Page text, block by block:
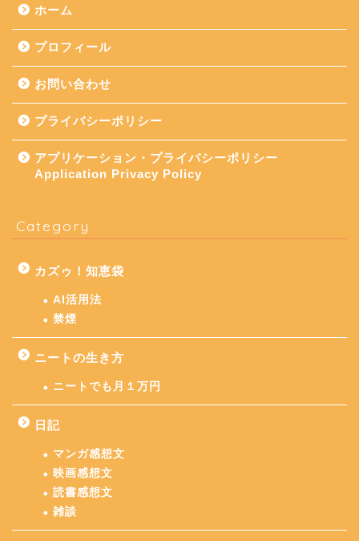
ホーム
プロフィール
お問い合わせ
プライバシーポリシー
アプリケーション・プライバシーポリシー
Application Privacy Policy
Category
カズゥ！知恵袋
AI活用法
禁煙
ニートの生き方
ニートでも月１万円
日記
マンガ感想文
映画感想文
読書感想文
雑談